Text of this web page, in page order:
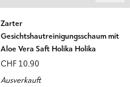
Gesichtshautreinigungsschaum
mit
Vera
Saft
Zarter
Gesichtshautreinigungsschaum mit
Aloe Vera Saft Holika Holika
CHF 10.90
Ausverkauft